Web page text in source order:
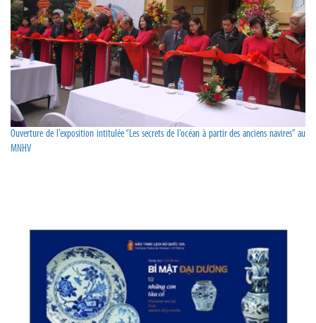
Ouverture de l’exposition intitulée “Les secrets de l’océan à partir des anciens navires” au
MNHV